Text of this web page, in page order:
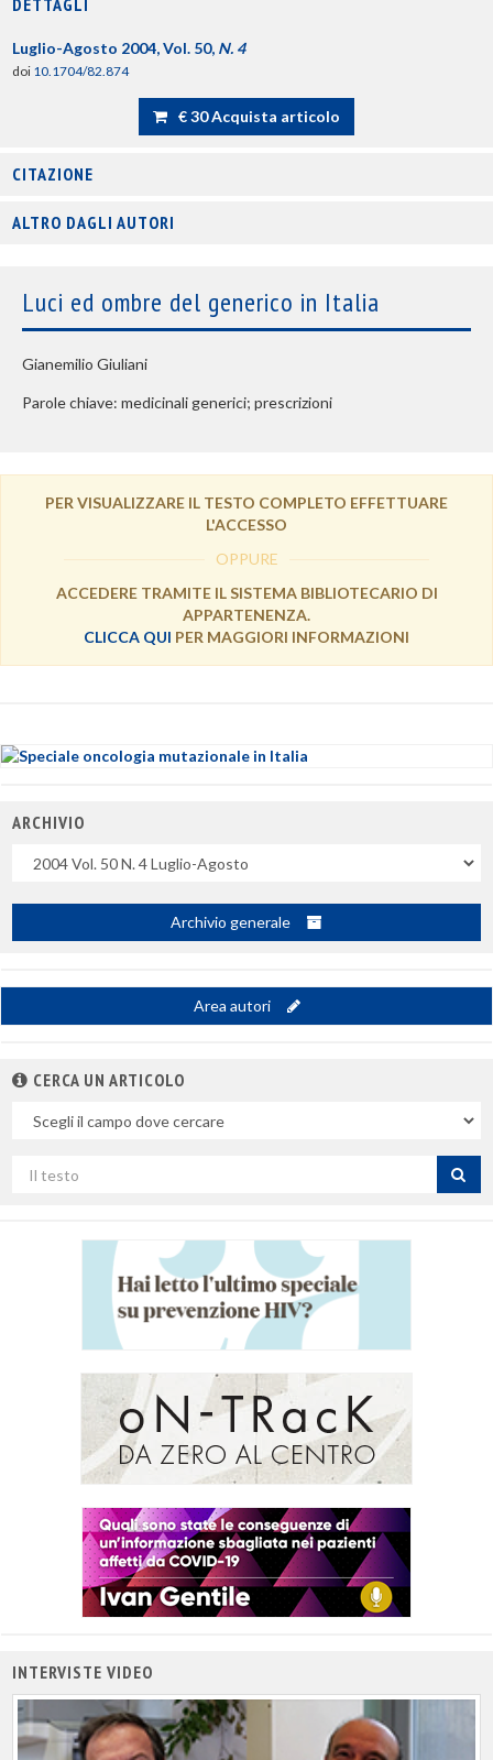
DETTAGLI
Luglio-Agosto 2004, Vol. 50, N. 4
doi 10.1704/82.874
€ 30 Acquista articolo
CITAZIONE
ALTRO DAGLI AUTORI
Luci ed ombre del generico in Italia
Gianemilio Giuliani
Parole chiave: medicinali generici; prescrizioni
PER VISUALIZZARE IL TESTO COMPLETO EFFETTUARE
L'ACCESSO
OPPURE
ACCEDERE TRAMITE IL SISTEMA BIBLIOTECARIO DI
APPARTENENZA.
CLICCA QUI PER MAGGIORI INFORMAZIONI
ARCHIVIO
Archivio generale
Area autori
CERCA UN ARTICOLO
campo
per
INTERVISTE VIDEO